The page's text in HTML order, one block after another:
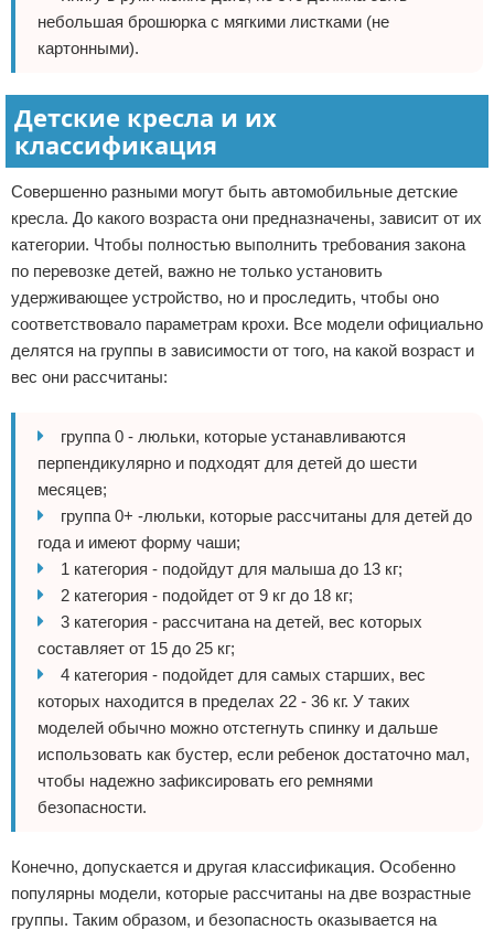
небольшая брошюрка с мягкими листками (не
картонными).
Детские кресла и их
классификация
Совершенно разными могут быть автомобильные детские
кресла. До какого возраста они предназначены, зависит от их
категории. Чтобы полностью выполнить требования закона
по перевозке детей, важно не только установить
удерживающее устройство, но и проследить, чтобы оно
соответствовало параметрам крохи. Все модели официально
делятся на группы в зависимости от того, на какой возраст и
вес они рассчитаны:
группа 0 - люльки, которые устанавливаются
перпендикулярно и подходят для детей до шести
месяцев;
группа 0+ -люльки, которые рассчитаны для детей до
года и имеют форму чаши;
1 категория - подойдут для малыша до 13 кг;
2 категория - подойдет от 9 кг до 18 кг;
3 категория - рассчитана на детей, вес которых
составляет от 15 до 25 кг;
4 категория - подойдет для самых старших, вес
которых находится в пределах 22 - 36 кг. У таких
моделей обычно можно отстегнуть спинку и дальше
использовать как бустер, если ребенок достаточно мал,
чтобы надежно зафиксировать его ремнями
безопасности.
Конечно, допускается и другая классификация. Особенно
популярны модели, которые рассчитаны на две возрастные
группы. Таким образом, и безопасность оказывается на